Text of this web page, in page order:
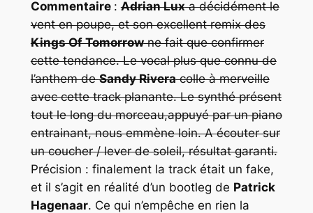
Commentaire :Adrian Luxa décidément le
vent en poupe, et son excellent remix des
Kings Of Tomorrowne fait que confirmer
cette tendance. Le vocal plus que connu de
l’anthem deSandy Riveracolle à merveille
avec cette track planante. Le synthé présent
tout le long du morceau,appuyé par un piano
entrainant, nous emmène loin. A écouter sur
un coucher / lever de soleil, résultat garanti.
Précision : finalement la track était un fake,
et il s’agit en réalité d’un bootleg de Patrick
Hagenaar. Ce qui n’empêche en rien la